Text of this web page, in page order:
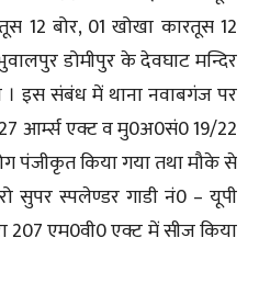
12 बोर, 01 खोखा कारतूस 12
डोमीपुर के देवघाट मन्दिर
। इस संबंध में थाना नवाबगंज पर
आर्म्स एक्ट व मु0अ0सं0 19/22
पंजीकृत किया गया तथा मौके से
सुपर स्पलेण्डर गाडी नं0 – यूपी
207 एम0वी0 एक्ट में सीज किया